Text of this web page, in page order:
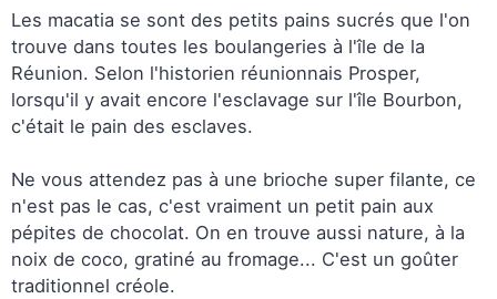
Les macatia se sont des petits pains sucrés que l'on
trouve dans toutes les boulangeries à l'île de la
Réunion. Selon l'historien réunionnais Prosper,
lorsqu'il y avait encore l'esclavage sur l'île Bourbon,
c'était le pain des esclaves.
Ne vous attendez pas à une brioche super filante, ce
n'est pas le cas, c'est vraiment un petit pain aux
pépites de chocolat. On en trouve aussi nature, à la
noix de coco, gratiné au fromage... C'est un goûter
traditionnel créole.